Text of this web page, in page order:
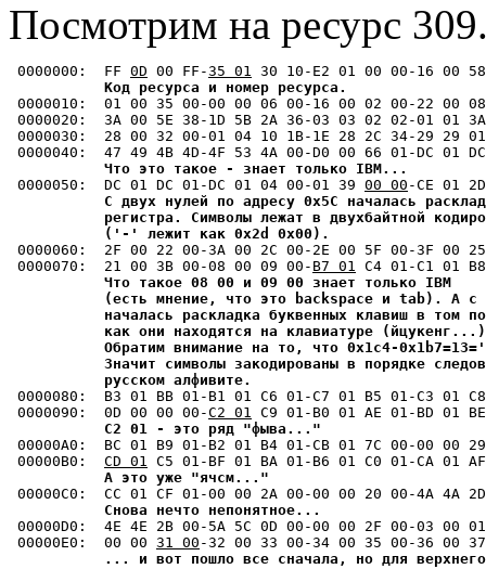
Посмотрим на ресурс
0000000:  FF 0D 00 FF-35 01 30 10-E2 01 00 00-16 00
Код ресурса и номер ресурса.
0000010:  01 00 35 00-00 00 06 00-16 00 02 00-22 00
0000020:  3A 00 5E 38-1D 5B 2A 36-03 03 02 02-01 01
0000030:  28 00 32 00-01 04 10 1B-1E 28 2C 34-29 29
0000040:  47 49 4B 4D-4F 53 4A 00-D0 00 66 01-DC 01
Что это такое - знает только IBM...
0000050:  DC 01 DC 01-DC 01 04 00-01 39 00 00 -CE 01
С двух нулей по адресу 0x5C началась
регистра. Символы лежат в двухбайтной
           ('-' лежит как 0x2d 0x00).
0000060:  2F 00 22 00-3A 00 2C 00-2E 00 5F 00-3F 00
0000070:  21 00 3B 00-08 00 09 00- B7 01 C4 01-C1 01
Что такое 08 00 и 09 00 знает только IBM
(есть мнение, что это backspace и tab). А с
началась раскладка буквенных клавиш в том
как они находятся на клавиатуре
Обратим внимание на то, что 0x1c4-
Значит символы закодированы в порядке
           русском алфивите.
0000080:  B3 01 BB 01-B1 01 C6 01-C7 01 B5 01-C3 01
0000090:  0D 00 00 00-C2 01 C9 01-B0 01 AE 01-BD 01
C2 01 - это ряд "фыва..."
00000A0:  BC 01 B9 01-B2 01 B4 01-CB 01 7C 00-00 00
00000B0: CD 01 C5 01-BF 01 BA 01-B6 01 C0 01-CA 01
А это уже "ячсм..."
00000C0:  CC 01 CF 01-00 00 2A 00-00 00 20 00-4A 4A
Снова нечто непонятное...
00000D0:  4E 4E 2B 00-5A 5C 0D 00-00 00 2F 00-03 00
00000E0:  00 00 31 00 -32 00 33 00-34 00 35 00-36 00
... и вот пошло все сначала, но для